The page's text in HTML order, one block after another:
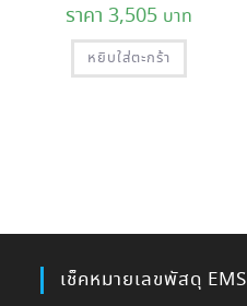
3,505
หยิบใส่ตะกร้า
เช็คหมายเลขพัสดุ EMS